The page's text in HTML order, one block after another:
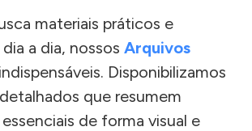
materiais práticos e
a dia, nossos Arquivos
Disponibilizamos
que resumem
de forma visual e